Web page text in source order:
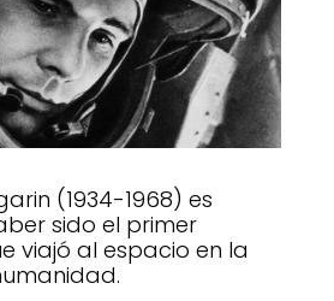
(1934-1968) es
sido el primer
viajó al espacio en la